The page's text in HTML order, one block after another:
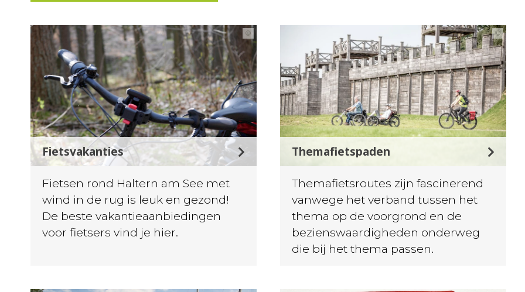
©
Fietsvakanties
Fietsen rond Haltern am See met
wind in de rug is leuk en gezond!
De beste vakantieaanbiedingen
voor fietsers vind je hier.
©
Themafietspaden
Themafietsroutes zijn fascinerend
vanwege het verband tussen het
thema op de voorgrond en de
bezienswaardigheden onderweg
die bij het thema passen.